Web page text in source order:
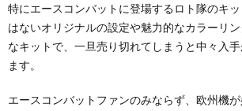
特にエースコンバットに登場するロト隊のキ
はないオリジナルの設定や魅力的なカラーリ
なキットで、一旦売り切れてしまうと中々入
ます。
エースコンバットファンのみならず、欧州機